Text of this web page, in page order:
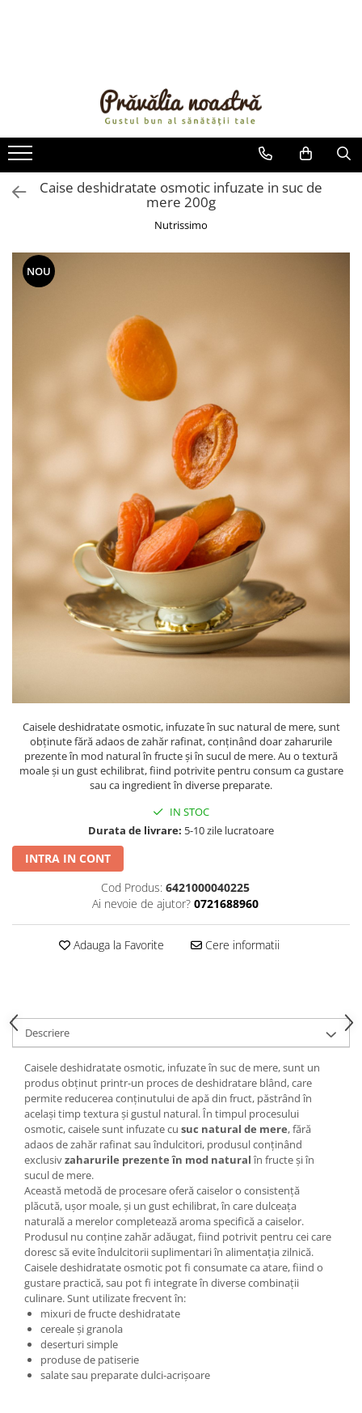
ULEIURI ȘI UNTURI
MĂSLINE
NUCI ȘI SEMINȚE
FRUCTE DESHIDRATATE
ÎNDULCITORI NATURALI / MIERE
OȚETURI ȘI SOSURI
SOSURI
BĂUTURI / LAPTE VEGETAL
CREME ȘI PASTE TARTINABILE
CIOCOLATĂ ȘI CACAO
HEALTHY SNACKS
PRODUSE ECO / ORGANICE
PRODUSE ROMÂNEȘTI
COSMETICE
REMEDII NATURISTE
Caise deshidratate osmotic infuzate in suc de
mere 200g
Nutrissimo
NOU
Caisele deshidratate osmotic, infuzate în suc natural de mere, sunt
obținute fără adaos de zahăr rafinat, conținând doar zaharurile
prezente în mod natural în fructe și în sucul de mere. Au o textură
moale și un gust echilibrat, fiind potrivite pentru consum ca gustare
sau ca ingredient în diverse preparate.
IN STOC
Durata de livrare: 5-10 zile lucratoare
INTRA IN CONT
Cod Produs: 6421000040225
Ai nevoie de ajutor? 0721688960
Adauga la Favorite Cere informatii
Descriere
Caisele deshidratate osmotic, infuzate în suc de mere, sunt un
produs obținut printr-un proces de deshidratare blând, care
permite reducerea conținutului de apă din fruct, păstrând în
același timp textura și gustul natural. În timpul procesului
osmotic, caisele sunt infuzate cu suc natural de mere, fără
adaos de zahăr rafinat sau îndulcitori, produsul conținând
exclusivzaharurile prezente în mod naturalîn fructe și în
sucul de mere.
Această metodă de procesare oferă caiselor o consistență
plăcută, ușor moale, și un gust echilibrat, în care dulceața
naturală a merelor completează aroma specifică a caiselor.
Produsul nu conține zahăr adăugat, fiind potrivit pentru cei care
doresc să evite îndulcitorii suplimentari în alimentația zilnică.
Caisele deshidratate osmotic pot fi consumate ca atare, fiind o
gustare practică, sau pot fi integrate în diverse combinații
culinare. Sunt utilizate frecvent în:
mixuri de fructe deshidratate
cereale și granola
deserturi simple
produse de patiserie
salate sau preparate dulci-acrișoare